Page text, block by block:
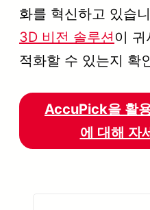
화를 혁신하고 있습
3D 비전 솔루션 이 귀
적화할 수 있는지 확
AccuPick을 활
에 대해 자